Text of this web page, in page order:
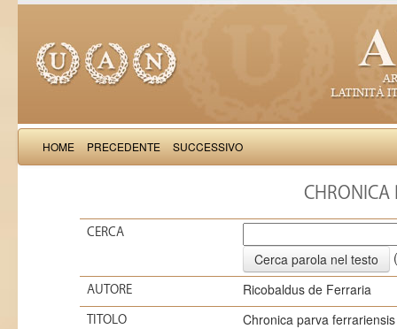
HOME PRECEDENTE SUCCESSIVO
CHRONICA
CERCA
AUTORE Ricobaldus de Ferraria
TITOLO Chronica parva ferrariensis